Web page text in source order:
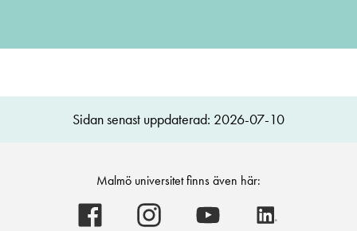
Sidan senast uppdaterad: 2026-07-10
Malmö universitet finns även här:
Malmö
universitet
Malmö
universitet
Malmö
universitet